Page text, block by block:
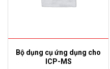
Bộ dụng cụ ứng dụng cho
ICP-MS